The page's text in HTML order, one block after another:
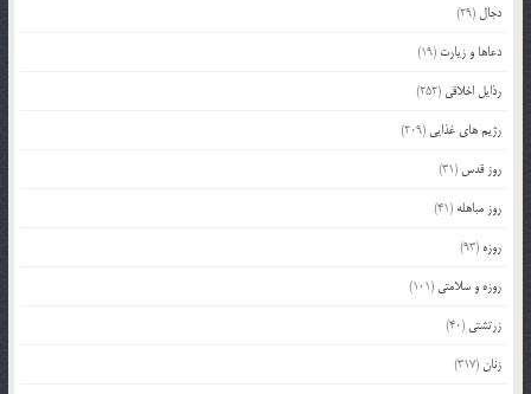
دجال (29)
دعاها و زیارت (19)
رذایل اخلاقی (252)
رژیم های غذایی (209)
روز قدس (31)
روز مباهله (41)
روزه (93)
روزه و سلامتی (101)
زرتشتی (40)
زنان(317)